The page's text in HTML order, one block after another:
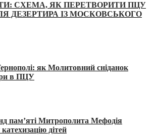
СХЕМА, ЯК ПЕРЕТВОРИТИ ПЦУ
ДЕЗЕРТИРА ІЗ МОСКОВСЬКОГО
як Молитовний сніданок
в ПЦУ
пам’яті Митрополита Мефодія
дітей